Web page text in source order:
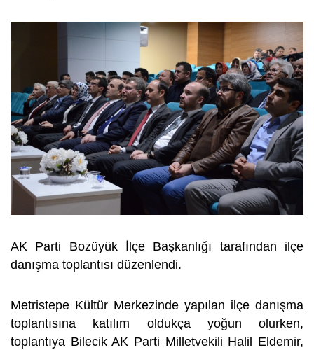
AK Parti Bozüyük İlçe Başkanlığı tarafından ilçe
danışma toplantısı düzenlendi.
Metristepe Kültür Merkezinde yapılan ilçe danışma
toplantısına katılım oldukça yoğun olurken,
toplantıya Bilecik AK Parti Milletvekili Halil Eldemir,